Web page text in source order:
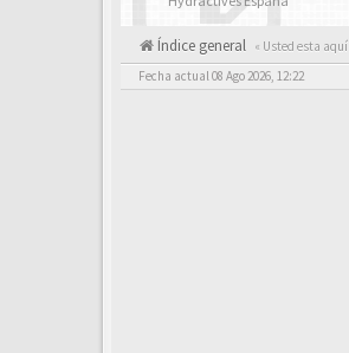
Índice general « Usted esta aquí
Fecha actual 08 Ago 2026, 12:22